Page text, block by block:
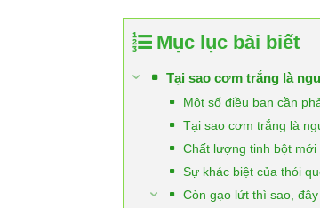
Mục lục bài biết
Tại sao cơm trắng là
Một số điều bạn cần
Tại sao cơm trắng là
Chất lượng tinh bột mới
Sự khác biệt của thói
Còn gạo lứt thì sao,